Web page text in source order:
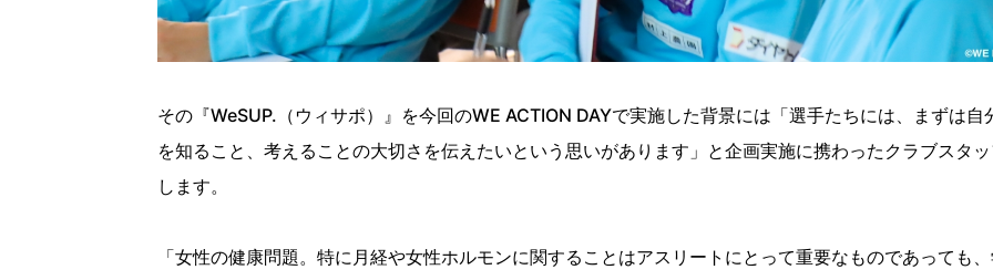
その『WeSUP.（ウィサポ）』を今回のWE ACTION DAYで実施した背景には「選手たちには、まずは自
を知ること、考えることの大切さを伝えたいという思いがあります」と企画実施に携わったクラブスタ
します。
「女性の健康問題。特に月経や女性ホルモンに関することはアスリートにとって重要なものであっても